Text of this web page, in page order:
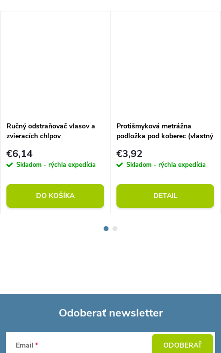
Ručný odstraňovač vlasov a
zvieracích chlpov
€6,14
Skladom - rýchla expedícia
DO KOŠÍKA
Protišmyková metrážna
podložka pod koberec (vlastný
€3,92
Skladom - rýchla expedícia
DETAIL
Z
Odoberať newsletter
Email ODOBERAŤ